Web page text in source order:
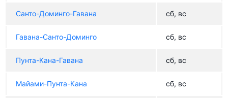
Санто-Доминго-Гавана сб, вс
Гавана-Санто-Доминго сб, вс
Пунта-Кана-Гавана сб, вс
Майами-Пунта-Кана сб, вс